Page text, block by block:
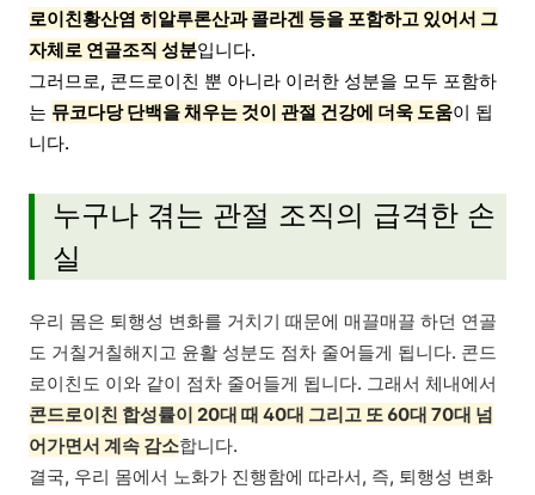
로이친황산염 히알루론산과 콜라겐 등을 포함하고 있어서 그
자체로 연골조직 성분입니다.
그러므로, 콘드로이친 뿐 아니라 이러한 성분을 모두 포함하
는 뮤코다당 단백을 채우는 것이 관절 건강에 더욱 도움이 됩
니다.
누구나 겪는 관절 조직의 급격한 손
실
우리 몸은 퇴행성 변화를 거치기 때문에 매끌매끌 하던 연골
도 거칠거칠해지고 윤활 성분도 점차 줄어들게 됩니다. 콘드
로이친도 이와 같이 점차 줄어들게 됩니다. 그래서 체내에서
콘드로이친 합성률이 20대 때 40대 그리고 또 60대 70대 넘
어가면서 계속 감소합니다.
결국, 우리 몸에서 노화가 진행함에 따라서, 즉, 퇴행성 변화